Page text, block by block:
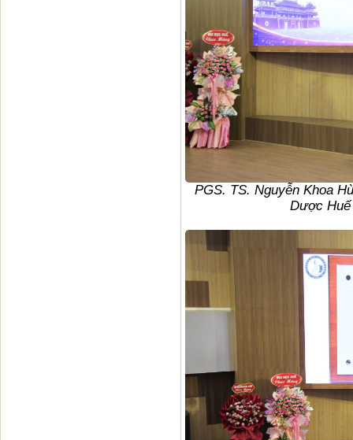
PGS. TS. Nguyễn Khoa
Dược Huế